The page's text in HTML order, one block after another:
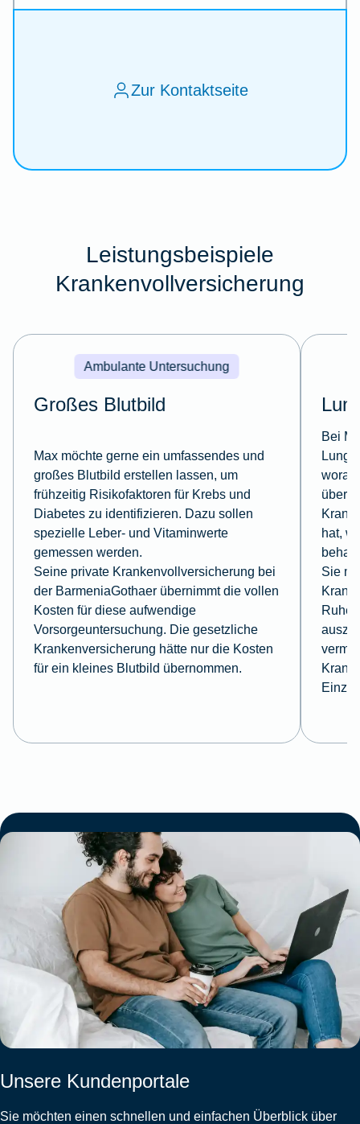
Zur Kontaktseite
Leistungsbeispiele
Krankenvollversicherung
Ambulante Untersuchung
Großes Blutbild
Max möchte gerne ein umfassendes und
großes Blutbild erstellen lassen, um
frühzeitig Risikofaktoren für Krebs und
Diabetes zu identifizieren. Dazu sollen
spezielle Leber- und Vitaminwerte
gemessen werden.
Seine private Krankenvollversicherung bei
der BarmeniaGothaer übernimmt die vollen
Kosten für diese aufwendige
Vorsorgeuntersuchung. Die gesetzliche
Krankenversicherung hätte nur die Kosten
für ein kleines Blutbild übernommen.
Bei
hat,
Sie
Ruhe,
Unsere Kundenportale
Sie möchten einen schnellen und einfachen Überblick über